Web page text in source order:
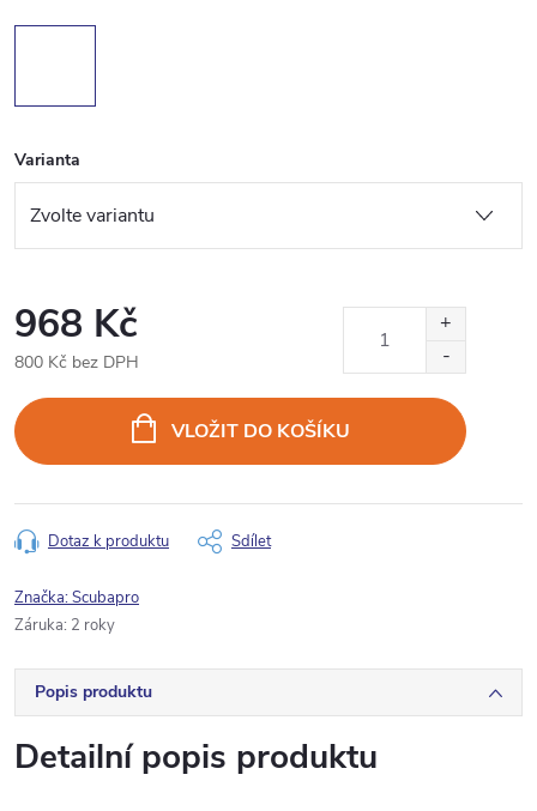
Varianta
968 Kč
800 Kč bez DPH
cena:
VLOŽIT DO KOŠÍKU
Dotaz k produktu Sdílet
Značka:Scubapro
Záruka: 2 roky
Popis produktu
Detailní popis produktu